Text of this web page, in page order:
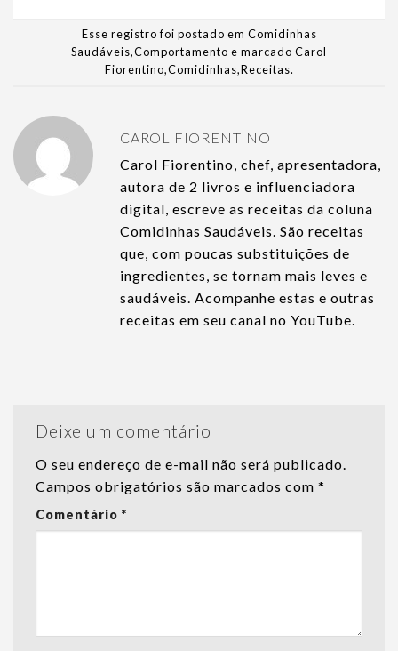
Esse registro foi postado em Comidinhas
Saudáveis,Comportamento e marcado Carol
Fiorentino,Comidinhas,Receitas.
CAROL FIORENTINO
Carol Fiorentino, chef, apresentadora,
autora de 2 livros e influenciadora
digital, escreve as receitas da coluna
Comidinhas Saudáveis. São receitas
que, com poucas substituições de
ingredientes, se tornam mais leves e
saudáveis. Acompanhe estas e outras
receitas em seu canal no YouTube.
Deixe um comentário
O seu endereço de e-mail não será publicado.
Campos obrigatórios são marcados com *
Comentário *